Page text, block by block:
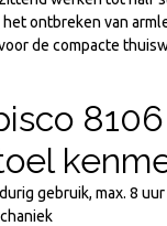
ontbreken van
de compacte
8106
gebruik, max. 8